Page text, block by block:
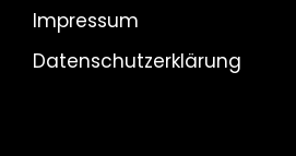
Impressum
Datenschutzerklärung